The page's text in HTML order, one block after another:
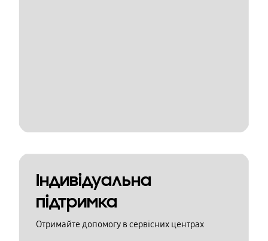
Індивідуальна
підтримка
Отримайте допомогу в сервісних центрах